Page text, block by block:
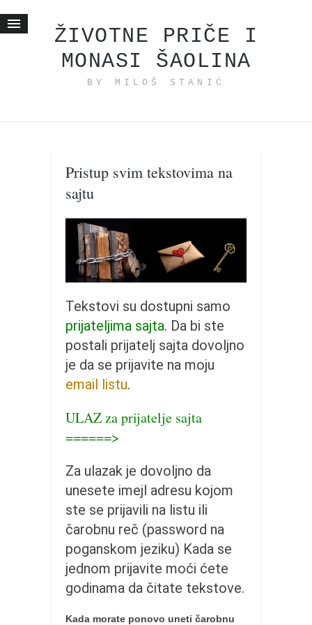
ŽIVOTNE PRIČE I
MONASI ŠAOLINA
BY MILOŠ STANIĆ
Životne priče
moj haiku
momenti i mesta
bonus sadržaj
Svetlopis
zakonopravilo
zabranjena istorija
ćirilica
porodične priče
Okinava karate
moje beleške
istorija karatea
bubishi
kihon
Pristup svim tekstovima na
sajtu
Tekstovi su dostupni samo
prijateljima sajta. Da bi ste
postali prijatelj sajta dovoljno
je da se prijavite na moju
email listu.
ULAZ za prijatelje sajta
======>
Za ulazak je dovoljno da
unesete imejl adresu kojom
ste se prijavili na listu ili
čarobnu reč (password na
poganskom jeziku) Kada se
jednom prijavite moći ćete
godinama da čitate tekstove.
Kada morate ponovo uneti čarobnu